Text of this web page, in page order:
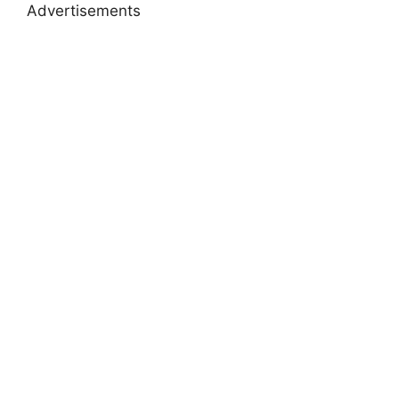
Advertisements